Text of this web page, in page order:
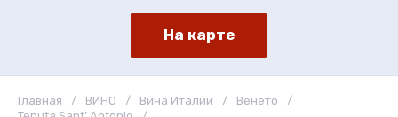
На карте
Главная / ВИНО / Вина Италии / Венето
/